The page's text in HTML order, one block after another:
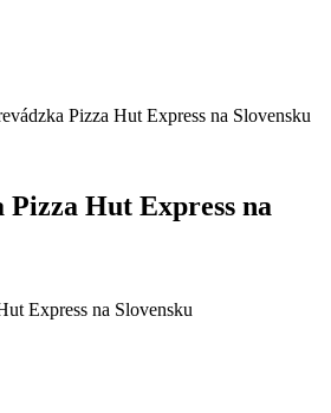
Pizza Hut Express na Slovensku
Hut Express na